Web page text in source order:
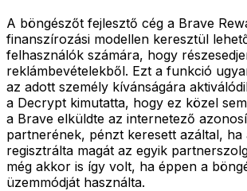
A böngészőt fejlesztő cég a Brave
finanszírozási modellen keresztül
felhasználók számára, hogy
reklámbevételekből. Ezt a funkció
az adott személy kívánságára
a Decrypt kimutatta, hogy ez közel
a Brave elküldte az internetező
partnerének, pénzt keresett azáltal, ha
regisztrálta magát az egyik
még akkor is így volt, ha éppen a
üzemmódját használta.